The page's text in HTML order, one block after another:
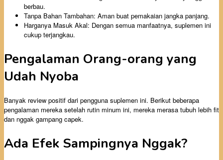
berbau.
Tanpa Bahan Tambahan: Aman buat pemakaian jangka panjang.
Harganya Masuk Akal: Dengan semua manfaatnya, suplemen ini
cukup terjangkau.
Pengalaman Orang-orang yang
Udah Nyoba
Banyak review positif dari pengguna suplemen ini. Berikut beberapa
pengalaman mereka setelah rutin minum ini, mereka merasa tubuh lebih fit
dan nggak gampang capek.
Ada Efek Sampingnya Nggak?